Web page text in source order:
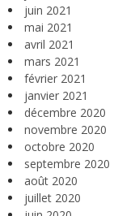
juin 2021
mai 2021
avril 2021
mars 2021
février 2021
janvier 2021
décembre 2020
novembre 2020
octobre 2020
septembre 2020
août 2020
juillet 2020